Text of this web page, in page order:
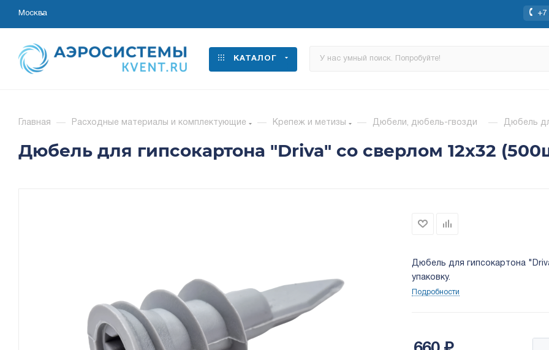
Москва +7
КАТАЛОГ
Главная — Расходные материалы и комплектующие — Крепеж и метизы — Дюбели, дюбель-гвозди — Дюбель
Дюбель для гипсокартона "Driva" со сверлом 12x32
Дюбель для гипсокартона
упаковку.
Подробности